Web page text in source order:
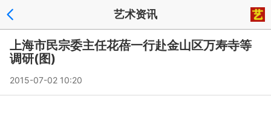
艺术资讯
上海市民宗委主任花蓓一行赴金山区万寿寺等
调研(图)
2015-07-02 10:20